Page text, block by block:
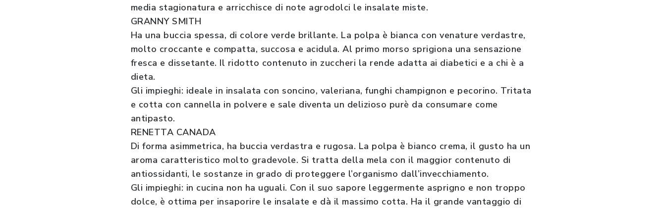
media stagionatura e arricchisce di note agrodolci le insalate miste.
GRANNY SMITH
Ha una buccia spessa, di colore verde brillante. La polpa è bianca con venature verdastre,
molto croccante e compatta, succosa e acidula. Al primo morso sprigiona una sensazione
fresca e dissetante. Il ridotto contenuto in zuccheri la rende adatta ai diabetici e a chi è a
dieta.
Gli impieghi: ideale in insalata con soncino, valeriana, funghi champignon e pecorino. Tritata
e cotta con cannella in polvere e sale diventa un delizioso purè da consumare come
antipasto.
RENETTA CANADA
Di forma asimmetrica, ha buccia verdastra e rugosa. La polpa è bianco crema, il gusto ha un
aroma caratteristico molto gradevole. Si tratta della mela con il maggior contenuto di
antiossidanti, le sostanze in grado di proteggere l’organismo dall’invecchiamento.
Gli impieghi: in cucina non ha uguali. Con il suo sapore leggermente asprigno e non troppo
dolce, è ottima per insaporire le insalate e dà il massimo cotta. Ha il grande vantaggio di